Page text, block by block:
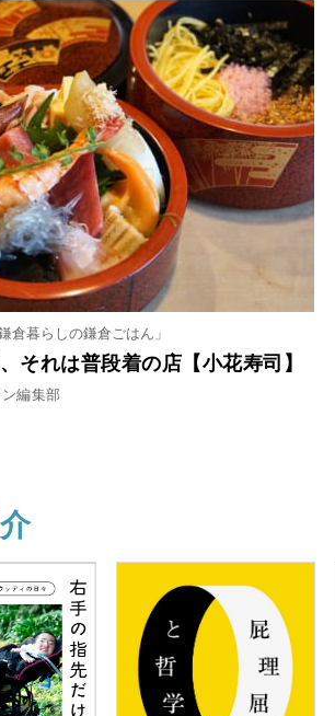
倉暮らしの鎌倉ごはん」
それは普段着の店【小花寿司】
編集部